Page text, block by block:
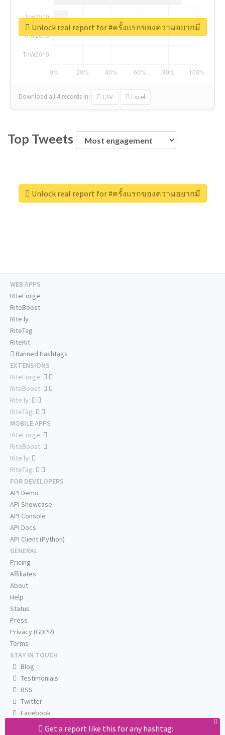
Download all 4 records in: CSV Excel
Unlock real report for #ครั้งแรกของความอยากมี
Top Tweets
Unlock real report for #ครั้งแรกของความอยากมี
Get a report like this for any hashtag:
WEB APPS
RiteForge
RiteBoost
Rite.ly
RiteTag
RiteKit
Banned Hashtags
EXTENSIONS
RiteForge:
RiteBoost:
Rite.ly:
RiteTag:
MOBILE APPS
RiteForge:
RiteBoost:
Rite.ly:
RiteTag:
FOR DEVELOPERS
API Demo
API Showcase
API Console
API Docs
API Client (Python)
GENERAL
Pricing
Affiliates
About
Help
Status
Press
Privacy (GDPR)
Terms
STAY IN TOUCH
Blog
Testimonials
RSS
Twitter
Facebook
Email us